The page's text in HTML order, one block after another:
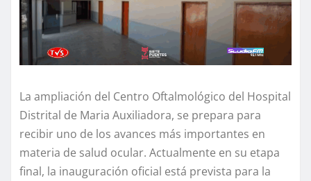
La ampliación del Centro Oftalmológico del Hospital
Distrital de Maria Auxiliadora, se prepara para
recibir uno de los avances más importantes en
materia de salud ocular. Actualmente en su etapa
final, la inauguración oficial está prevista para la